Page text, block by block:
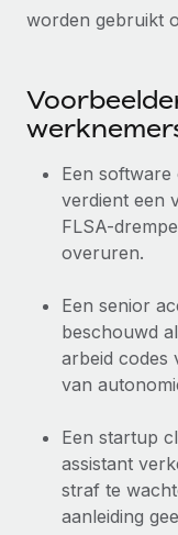
worden gebruikt
Een software
verdient een
FLSA-
overuren.
Een senior
beschouwd
arbeid codes
van
Een startup
assistant
straf te
aanleiding